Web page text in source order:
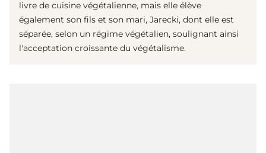
livre de cuisine végétalienne, mais elle élève
également son fils et son mari, Jarecki, dont elle est
séparée, selon un régime végétalien, soulignant ainsi
l'acceptation croissante du végétalisme.